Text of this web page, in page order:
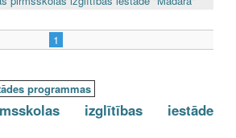
1
programmas
izglītības iestāde